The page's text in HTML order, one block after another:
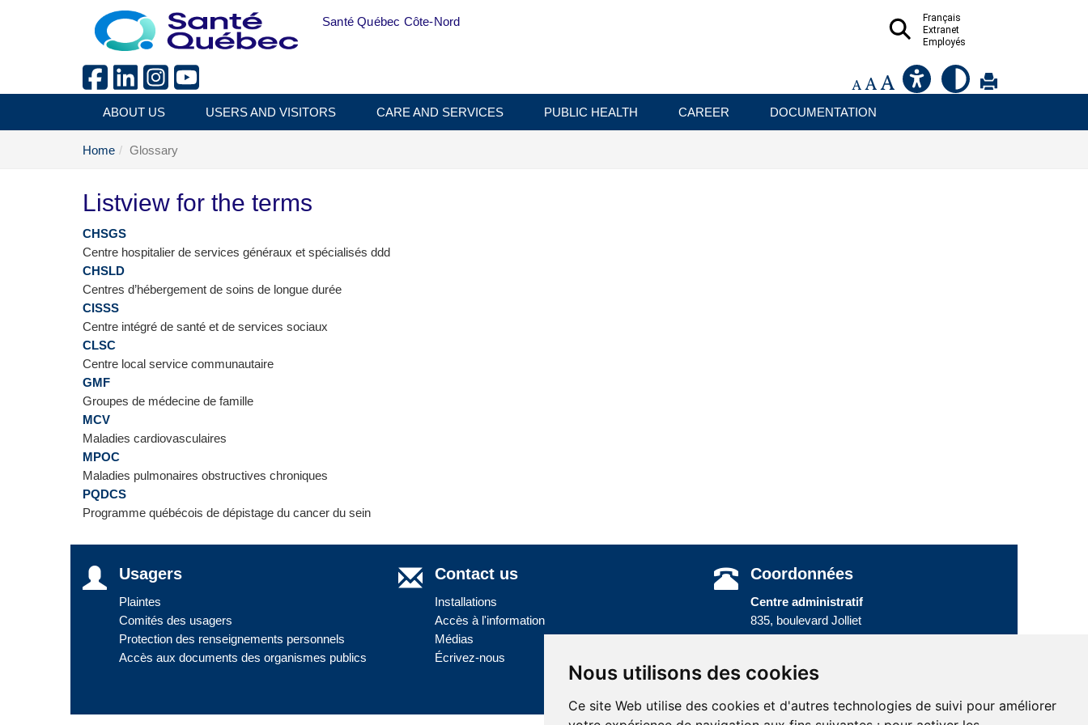
Nous utilisons des cookies
Ce site Web utilise des cookies et d'autres technologies de suivi pour améliorer
Français
Extranet
Employés
Santé Québec Côte-Nord
ABOUT US USERS AND VISITORS CARE AND SERVICES PUBLIC HEALTH CAREER DOCUMENTATION
Home Glossary
Listview for the terms
CHSGS
Centre hospitalier de services généraux et spécialisés ddd
CHSLD
Centres d’hébergement de soins de longue durée
CISSS
Centre intégré de santé et de services sociaux
CLSC
Centre local service communautaire
GMF
Groupes de médecine de famille
MCV
Maladies cardiovasculaires
MPOC
Maladies pulmonaires obstructives chroniques
PQDCS
Programme québécois de dépistage du cancer du sein
Usagers
Plaintes
Comités des usagers
Protection des renseignements personnels
Accès aux documents des organismes publics
Contact us
Installations
Accès à l'information
Médias
Écrivez-nous
Coordonnées
Centre administratif
835, boulevard Jolliet
Baie-Comeau (Québec) G5C 1P5
Sans frais : 1 800 463-5142